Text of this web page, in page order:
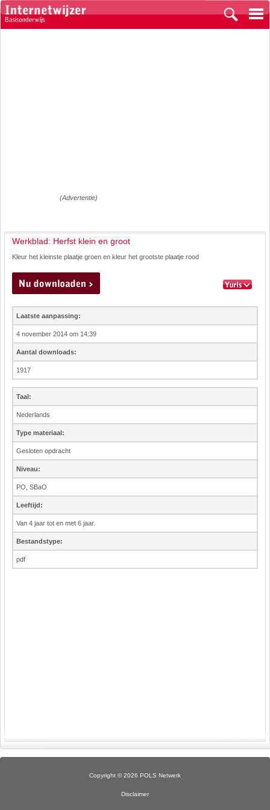
(Advertentie)
Werkblad: Herfst klein en groot
Kleur het kleinste plaatje groen en kleur het grootste plaatje rood
Laatste aanpassing:
4 november 2014 om 14:39
Aantal downloads:
1917
Taal:
Nederlands
Type materiaal:
Gesloten opdracht
Niveau:
PO, SBaO
Leeftijd:
Van 4 jaar tot en met 6 jaar.
Bestandstype:
pdf
Copyright © 2026 POLS Netwerk
Disclaimer